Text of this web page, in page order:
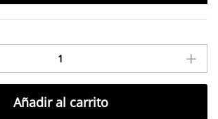
Añadir al carrito